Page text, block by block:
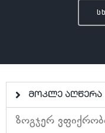
მოკლე აღწერა
ზოგჯერ